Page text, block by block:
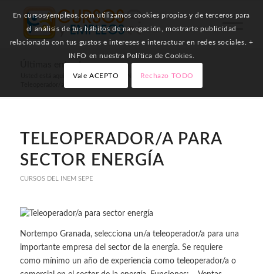
Últimas entradas
Inicio / Cursos del INEM SEPE /
TELEOPERADOR/A PARA
SECTOR ENERGÍA
CURSOS DEL INEM SEPE
Nortempo Granada, selecciona un/a teleoperador/a para una
importante empresa del sector de la energía. Se requiere
como mínimo un año de experiencia como teleoperador/a o
En cursosyempleos.com utilizamos cookies propias y de terceros para
el análisis de tus hábitos de navegación, mostrarte publicidad
relacionada con tus gustos e intereses e interactuar en redes sociales. +
INFO en nuestra Política de Cookies.
Vale ACEPTO Rechazo TODO